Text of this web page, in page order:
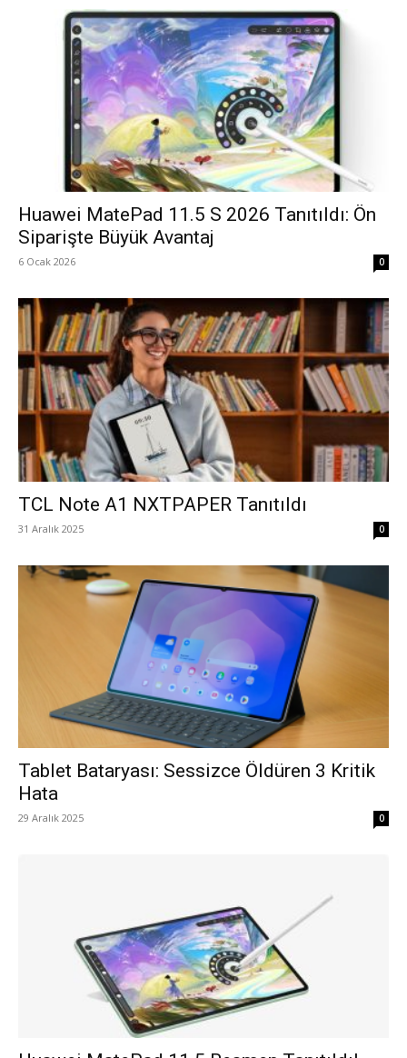
Huawei MatePad 11.5 S 2026 Tanıtıldı: Ön
Siparişte Büyük Avantaj
6 Ocak 2026 0
TCL Note A1 NXTPAPER Tanıtıldı
31 Aralık 2025 0
Tablet Bataryası: Sessizce Öldüren 3 Kritik
Hata
29 Aralık 2025 0